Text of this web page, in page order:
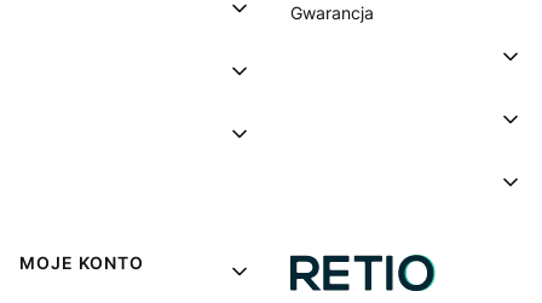
Gwarancja
MOJE KONTO